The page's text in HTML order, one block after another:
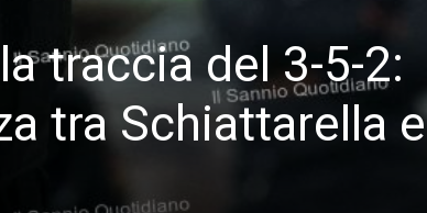
traccia del 3-5-2:
tra Schiattarella e